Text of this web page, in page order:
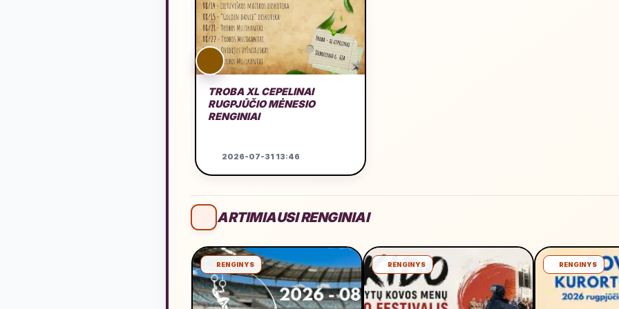
TROBA XL CEPELINAI
RUGPJŪČIO MĖNESIO
RENGINIAI
2026-07-31 13:46
ARTIMIAUSI RENGINIAI
RENGINYS RENGINYS RENGINYS